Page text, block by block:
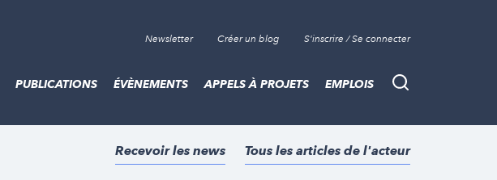
Newsletter Créer un blog S'inscrire / Se connecter
Recherche
PUBLICATIONS ÉVÈNEMENTS APPELS À PROJETS EMPLOIS
Recevoir les news Tous les articles de l'acteur